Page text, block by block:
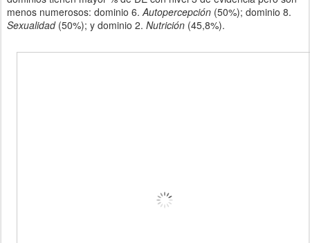
menos numerosos: dominio 6.Autopercepción (50%); dominio 8.
Sexualidad(50%); y dominio 2. Nutrición (45,8%).